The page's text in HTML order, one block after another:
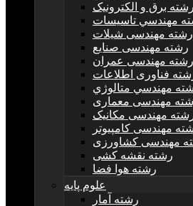
رشته برق و الکترونيک
مهندسي تاسيسات
رشته مهندسی شیلات
رشته مهندسی صنایع
رشته مهندسی عمران
فناوری اطلاعات
مهندسي متالوژي
مهندسی معماری
مهندسی مکانیک
مهندسی کامپیوتر
مهندسی کشاورزی
رشته نقشه کشی
رشته هوا فضا
علوم پایه
رشته آمار